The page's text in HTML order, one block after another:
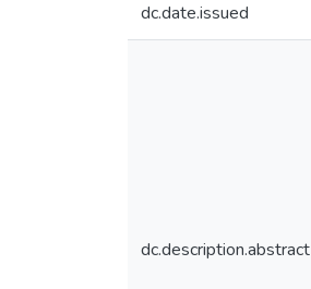
dc.date.issued
dc.description.abstract